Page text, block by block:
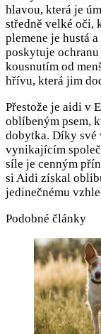
hlavou, která je
středně velké oči,
plemene je hustá
poskytuje
kousnutím od
hřívu, která jim
Přestože je aidi v
oblíbeným psem,
dobytka. Díky své
vynikajícím
síle je cenným
si Aidi získal
jedinečnému
Podobné články